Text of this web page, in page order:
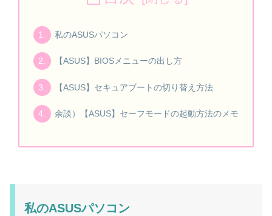
私のASUSパソコン
【ASUS】BIOSメニューの出し方
【ASUS】セキュアブートの切り替え方法
余談）【ASUS】セーフモードの起動方法のメモ
私のASUSパソコン